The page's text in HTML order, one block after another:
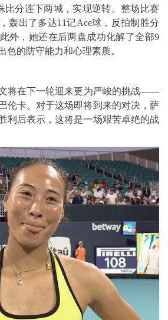
比分连下两城，实现逆转。整场比赛
轰出了多达11记Ace球，反拍制胜分
外，她还在后两盘成功化解了全部9
色的防守能力和心理素质。
将在下一轮迎来更为严峻的挑战——
伦卡。对于这场即将到来的对决，萨
利后表示，这将是一场艰苦卓绝的战